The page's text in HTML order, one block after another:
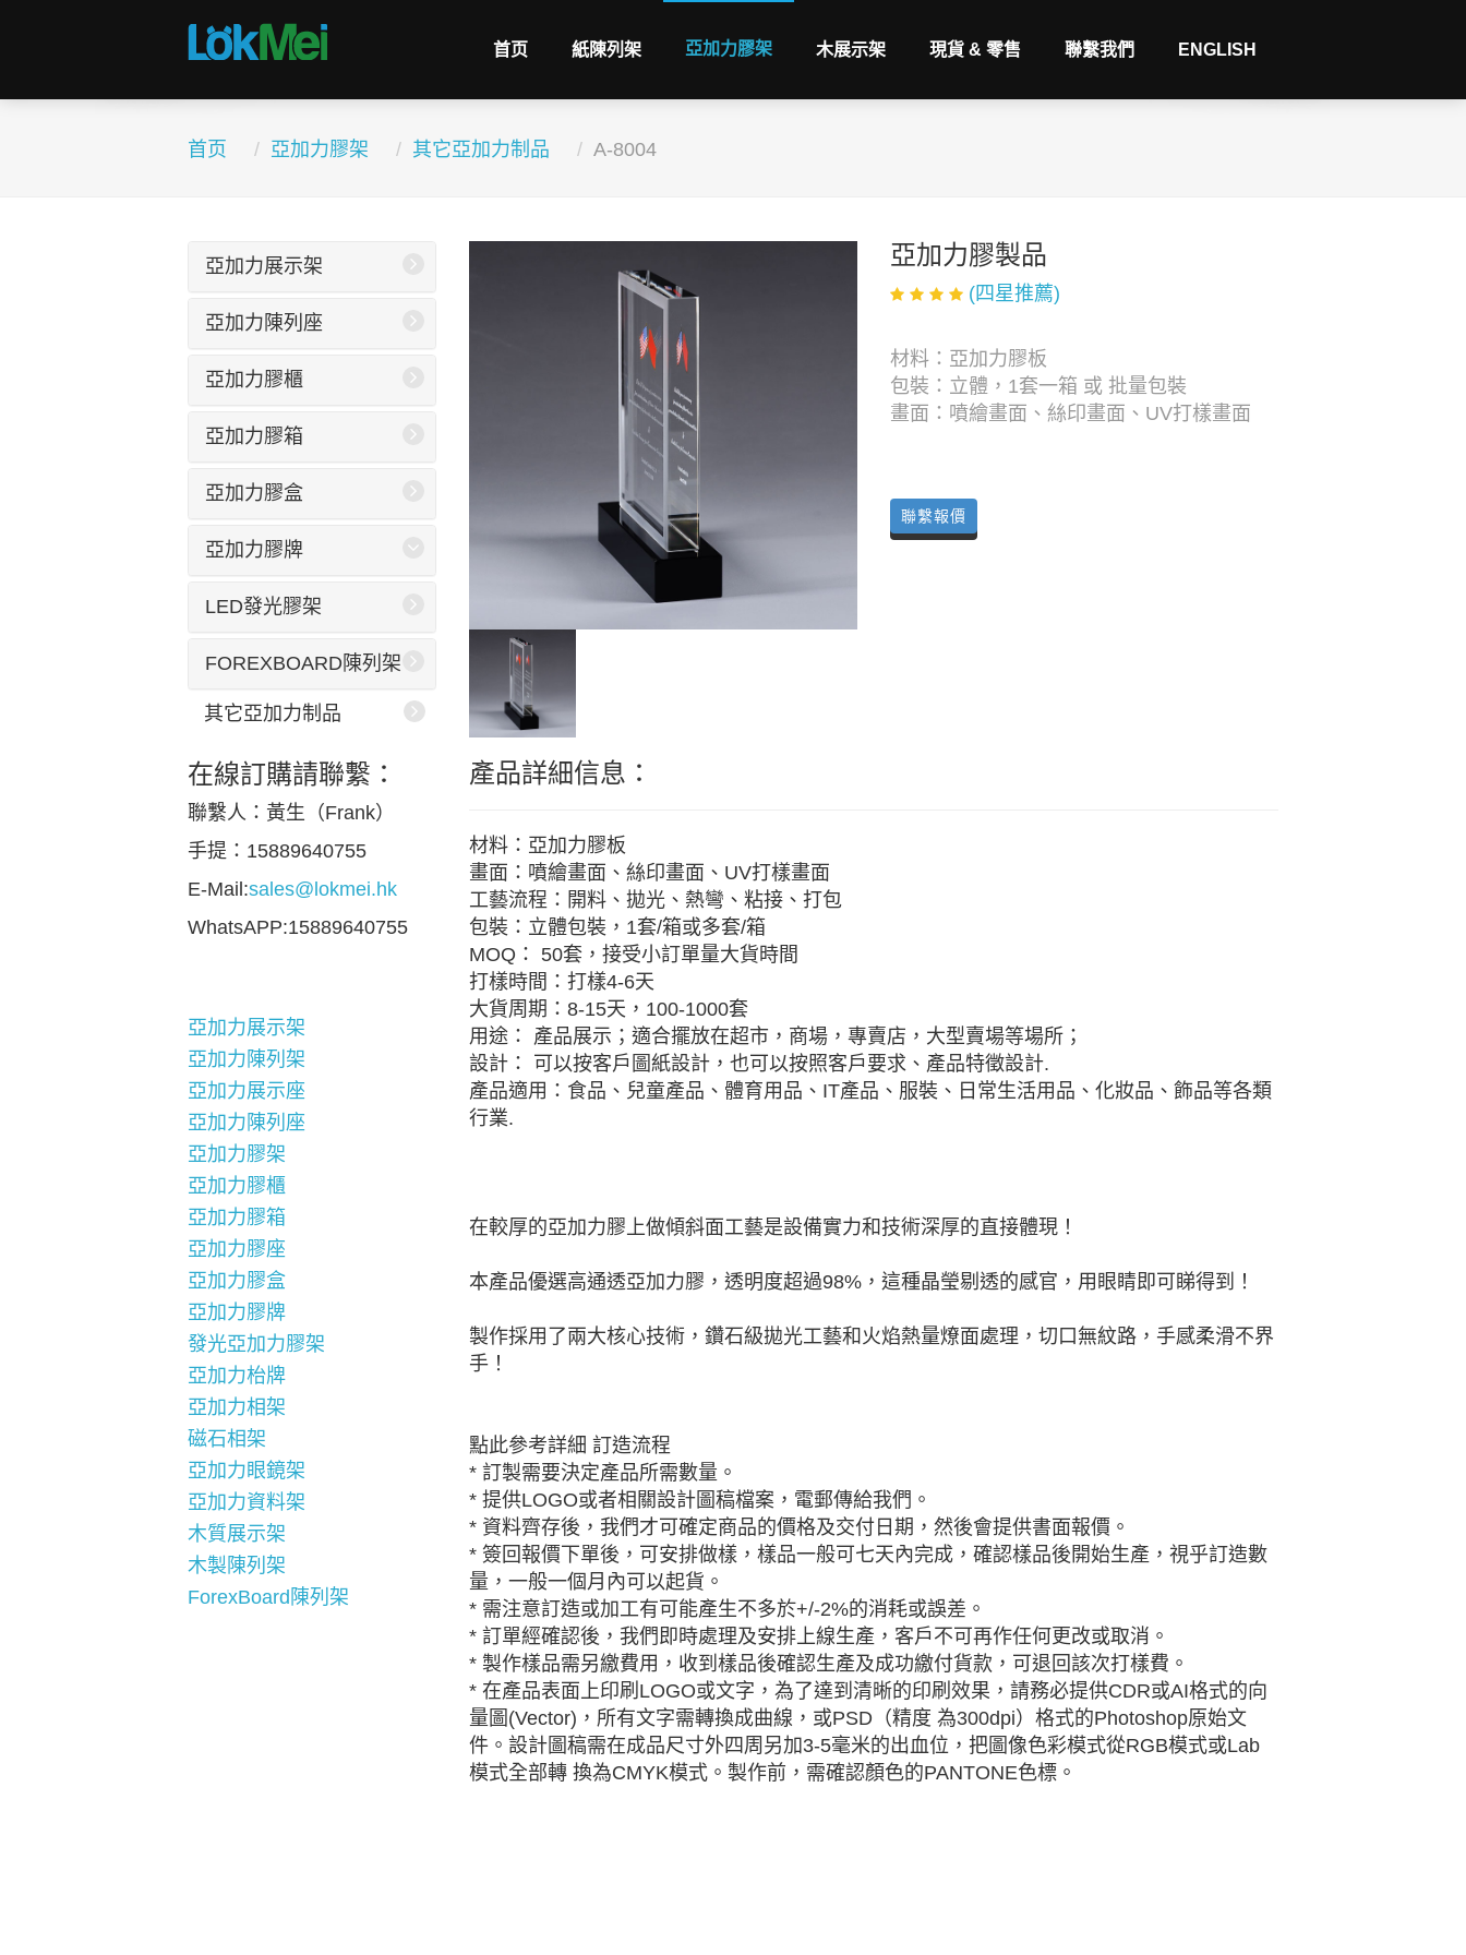
首页 紙陳列架 亞加力膠架 木展示架 現貨 & 零售 聯繫我們 ENGLISH
首页 亞加力膠架 其它亞加力制品 A-8004
亞加力展示架
亞加力陳列座
亞加力膠櫃
亞加力膠箱
亞加力膠盒
亞加力膠牌
LED發光膠架
FOREXBOARD陳列架
其它亞加力制品
在線訂購請聯繫：
聯繫人：黃生（Frank）
手提：15889640755
E-Mail:sales@lokmei.hk
WhatsAPP:15889640755
亞加力展示架
亞加力陳列架
亞加力展示座
亞加力陳列座
亞加力膠架
亞加力膠櫃
亞加力膠箱
亞加力膠座
亞加力膠盒
亞加力膠牌
發光亞加力膠架
亞加力枱牌
亞加力相架
磁石相架
亞加力眼鏡架
亞加力資料架
木質展示架
木製陳列架
ForexBoard陳列架
亞加力膠製品
(四星推薦)
材料：亞加力膠板
包裝：立體，1套一箱 或 批量包裝
畫面：噴繪畫面、絲印畫面、UV打樣畫面
聯繫報價
產品詳細信息：
材料：亞加力膠板
畫面：噴繪畫面、絲印畫面、UV打樣畫面
工藝流程：開料、拋光、熱彎、粘接、打包
包裝：立體包裝，1套/箱或多套/箱
MOQ： 50套，接受小訂單量大貨時間
打樣時間：打樣4-6天
大貨周期：8-15天，100-1000套
用途： 產品展示；適合擺放在超市，商場，專賣店，大型賣場等場所；
設計： 可以按客戶圖紙設計，也可以按照客戶要求、產品特徵設計.
產品適用：食品、兒童產品、體育用品、IT產品、服裝、日常生活用品、化妝品、飾品等各類
行業.
在較厚的亞加力膠上做傾斜面工藝是設備實力和技術深厚的直接體現！
本產品優選高通透亞加力膠，透明度超過98%，這種晶瑩剔透的感官，用眼睛即可睇得到！
製作採用了兩大核心技術，鑽石級拋光工藝和火焰熱量燎面處理，切口無紋路，手感柔滑不界
手！
點此參考詳細 訂造流程
* 訂製需要決定產品所需數量。
* 提供LOGO或者相關設計圖稿檔案，電郵傳給我們。
* 資料齊存後，我們才可確定商品的價格及交付日期，然後會提供書面報價。
* 簽回報價下單後，可安排做樣，樣品一般可七天內完成，確認樣品後開始生產，視乎訂造數
量，一般一個月內可以起貨。
* 需注意訂造或加工有可能產生不多於+/-2%的消耗或誤差。
* 訂單經確認後，我們即時處理及安排上線生產，客戶不可再作任何更改或取消。
* 製作樣品需另繳費用，收到樣品後確認生產及成功繳付貨款，可退回該次打樣費。
* 在產品表面上印刷LOGO或文字，為了達到清晰的印刷效果，請務必提供CDR或AI格式的向
量圖(Vector)，所有文字需轉換成曲線，或PSD（精度 為300dpi）格式的Photoshop原始文
件。設計圖稿需在成品尺寸外四周另加3-5毫米的出血位，把圖像色彩模式從RGB模式或Lab
模式全部轉 換為CMYK模式。製作前，需確認顏色的PANTONE色標。